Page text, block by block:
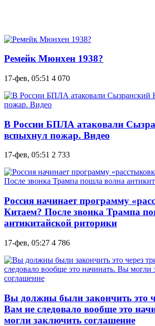
Ремейк Мюнхен 1938?
17-фев, 05:51 4 070
В России БПЛА атаковали
вспыхнул пожар. Видео
17-фев, 05:51 2 733
Россия начинает программу
Китаем? После звонка Трампа
антикитайской риторики
17-фев, 05:27 4 786
Вы должны были закончить это
Вам не следовало вообще это
могли заключить соглашение